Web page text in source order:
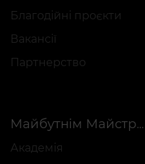
Благодійні проєкти
Вакансії
Партнерство
Майбутнім Майстрам
Академія